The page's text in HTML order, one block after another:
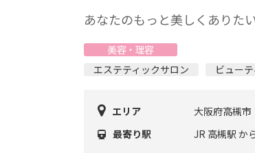
あなたのもっと美しくありた
美容・理容
エステティックサロン
ビュー
エリア
大阪府高槻市
最寄り駅
JR 高槻駅 か